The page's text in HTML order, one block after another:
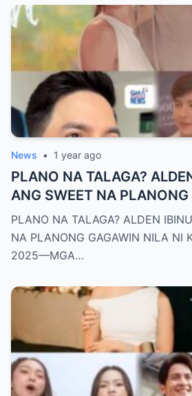
News • 1 year ago
PLANO NA TALAGA?
ANG SWEET NA
NI KATHRYN NGAYONG
TAGA-SUBAYBAY, KINILIG
PLANO NA TALAGA? ALDEN
NA PLANONG GAGAWIN NILA NI
2025—MGA…